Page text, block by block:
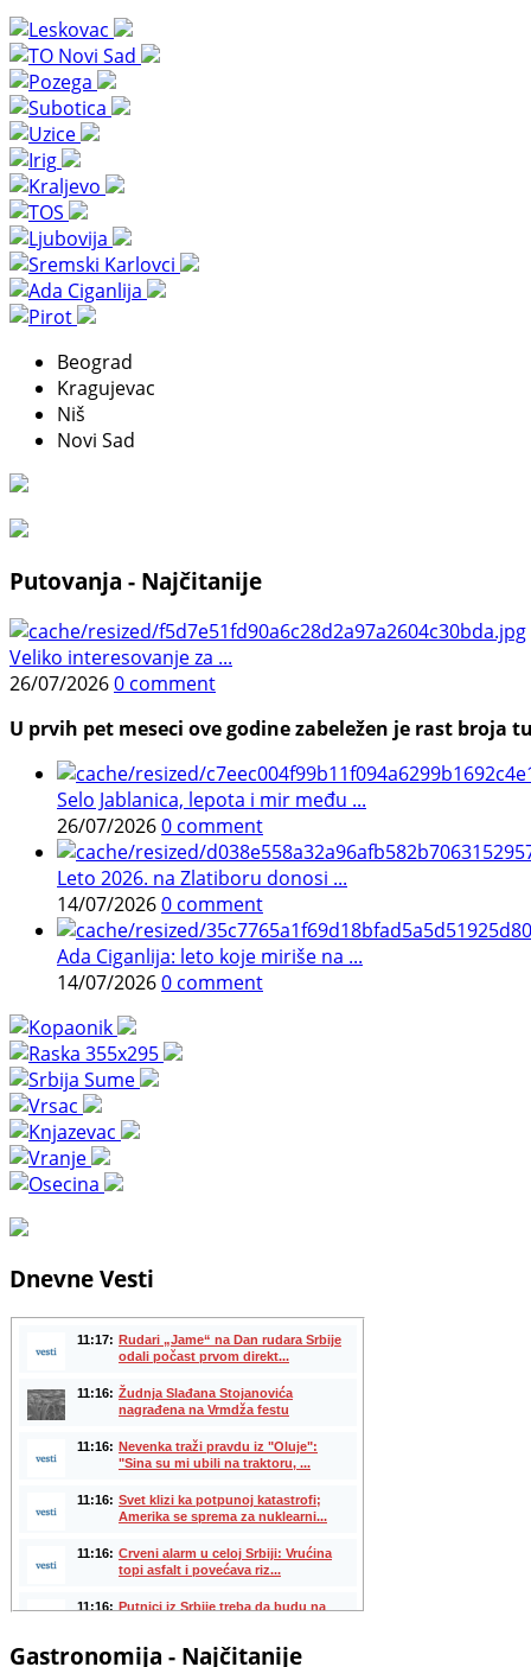
Beograd
Kragujevac
Niš
Novi Sad
Putovanja - Najčitanije
Veliko interesovanje za ...
26/07/20260 comment
U prvih pet meseci ove godine zabeležen je rast
Selo Jablanica, lepota i mir među ...
26/07/20260 comment
Leto 2026. na Zlatiboru donosi ...
14/07/20260 comment
Ada Ciganlija: leto koje miriše na ...
14/07/20260 comment
Dnevne Vesti
Gastronomija - Najčitanije